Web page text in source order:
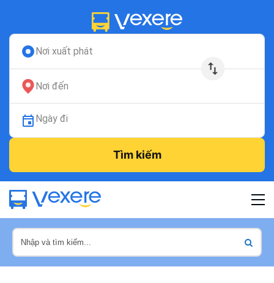
Nơi xuất phát
Nơi đến
Ngày đi
Tìm kiếm